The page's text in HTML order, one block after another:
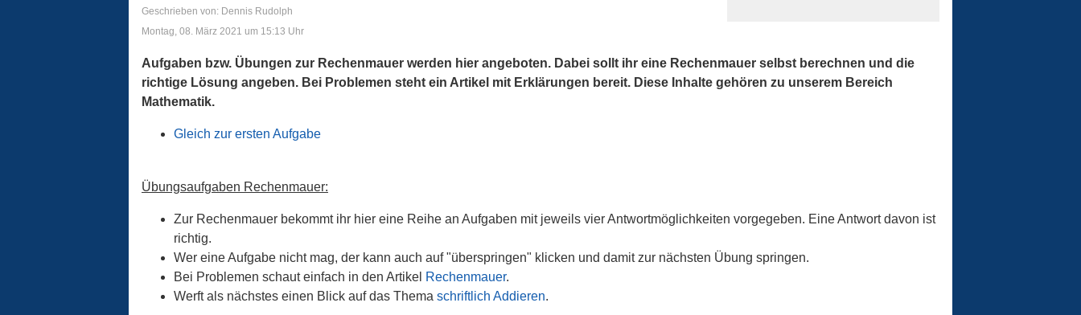
Geschrieben von: Dennis Rudolph
Montag, 08. März 2021 um 15:13 Uhr
Aufgaben bzw. Übungen zur Rechenmauer werden hier angeboten. Dabei sollt ihr eine Rechenmauer selbst berechnen und die
richtige Lösung angeben. Bei Problemen steht ein Artikel mit Erklärungen bereit. Diese Inhalte gehören zu unserem Bereich
Mathematik.
Gleich zur ersten Aufgabe
Übungsaufgaben Rechenmauer:
Zur Rechenmauer bekommt ihr hier eine Reihe an Aufgaben mit jeweils vier Antwortmöglichkeiten vorgegeben. Eine Antwort davon ist
richtig.
Wer eine Aufgabe nicht mag, der kann auch auf "überspringen" klicken und damit zur nächsten Übung springen.
Bei Problemen schaut einfach in den Artikel Rechenmauer.
Werft als nächstes einen Blick auf das Thema schriftlich Addieren.